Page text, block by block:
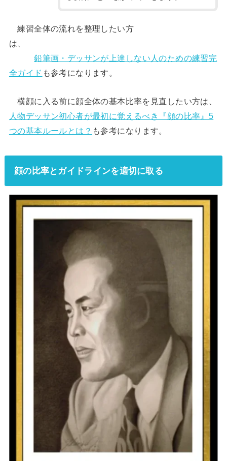
練習全体の流れを整理したい方
は、
鉛筆画・デッサンが上達しない人のための練習完
全ガイド も参考になります。
横顔に入る前に顔全体の基本比率を見直したい方は、
人物デッサン初心者が最初に覚えるべき『顔の比率』5
つの基本ルールとは？ も参考になります。
顔の比率とガイドラインを適切に取る